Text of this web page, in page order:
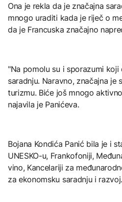
Ona je rekla da je značajna
mnogo uraditi kada je riječ o
da je Francuska značajno
"Na pomolu su i sporazumi
saradnju. Naravno, značajna je
turizmu. Biće još mnogo
najavila je Panićeva.
Bojana Kondića Panić bila je i
UNESKO-u, Frankofoniji,
vino, Kancelariji za
za ekonomsku saradnju i razvoj.